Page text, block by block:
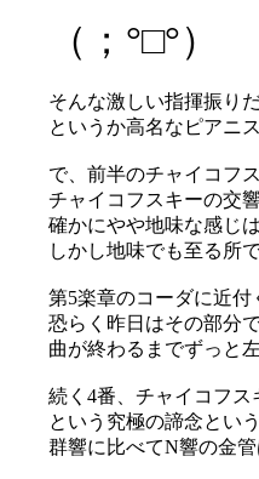
（；°□°）
そんな激しい指揮振り
というか高名なピアニ
で、前半のチャイコフ
チャイコフスキーの交
確かにやや地味な感じ
しかし地味でも至る所
第5楽章のコーダに近
恐らく昨日はその部分
曲が終わるまでずっと
続く4番、チャイコフス
という究極の諦念とい
群響に比べてN響の金